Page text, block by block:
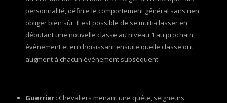
personnalité, définie le comportement général sans rien
obliger bien sûr. Il est possible de se multi-classer en
débutant une nouvelle classe au niveau 1 au prochain
évènement et en choisissant ensuite quelle classe ont
augment à chacun évènement subséquent.
Guerrier : Chevaliers menant une quête, seigneurs